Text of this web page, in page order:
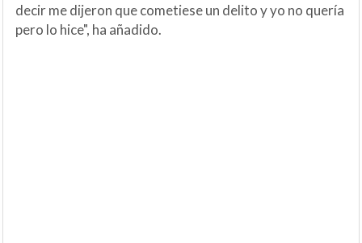
decir me dijeron que cometiese un delito y yo no quería
pero lo hice", ha añadido.